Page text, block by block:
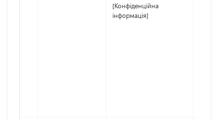
[Конфіденційна
інформація]